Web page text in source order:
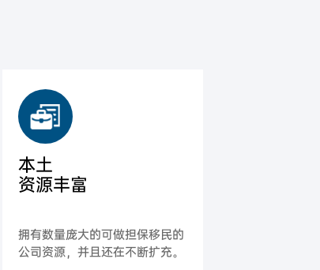
本土
资源丰富
拥有数量庞大的可做担保移民的
公司资源，并且还在不断扩充。